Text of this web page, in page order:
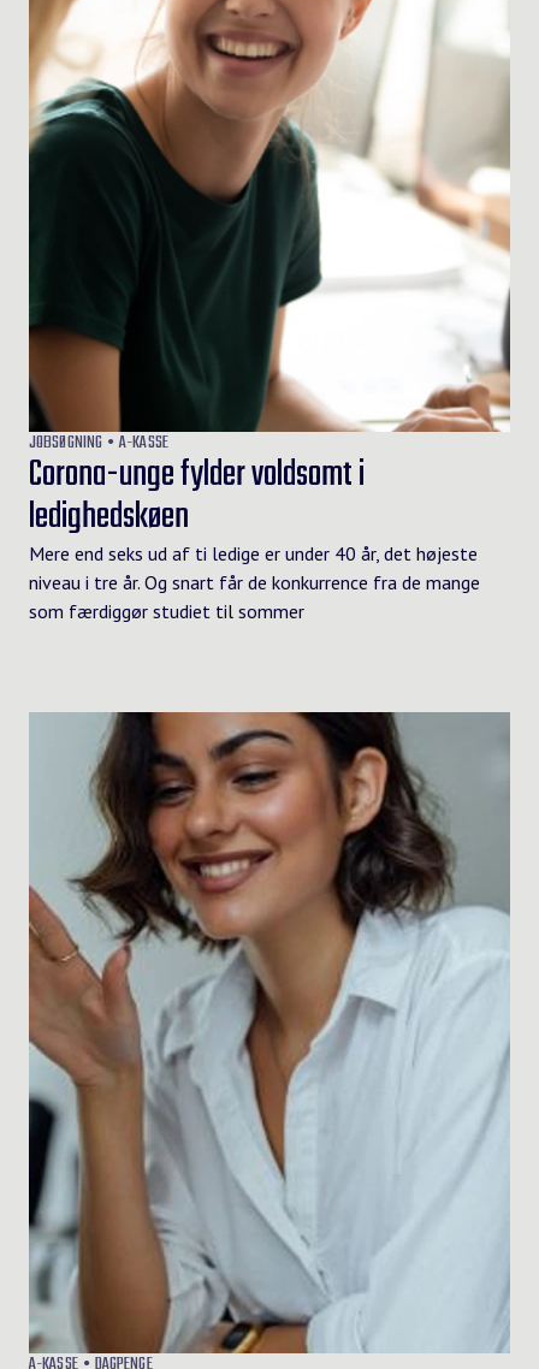
JOBSØGNING A-KASSE
Corona-unge fylder voldsomt i
ledighedskøen
Mere end seks ud af ti ledige er under 40 år, det højeste
niveau i tre år. Og snart får de konkurrence fra de mange
som færdiggør studiet til sommer